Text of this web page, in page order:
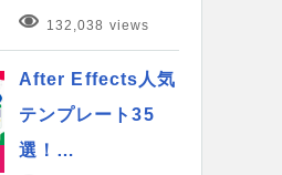
132,038 views
After Effects人気
テンプレート35
選！…